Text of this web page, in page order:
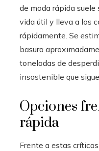
de moda rápida suele
vida útil y lleva a los
rápidamente. Se
basura
toneladas de
insostenible que
Opciones
rápida
Frente a estas